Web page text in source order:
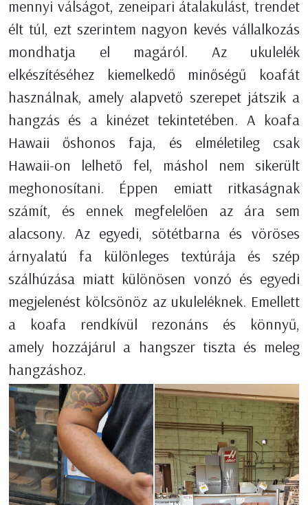
mennyi válságot, zeneipari átalakulást, trendet
élt túl, ezt szerintem nagyon kevés vállalkozás
mondhatja el magáról. Az ukulelék
elkészítéséhez kiemelkedő minőségű koafát
használnak, amely alapvető szerepet játszik a
hangzás és a kinézet tekintetében. A koafa
Hawaii őshonos faja, és elméletileg csak
Hawaii-on lelhető fel, máshol nem sikerült
meghonosítani. Éppen emiatt ritkaságnak
számít, és ennek megfelelően az ára sem
alacsony. Az egyedi, sötétbarna és vöröses
árnyalatú fa különleges textúrája és szép
szálhúzása miatt különösen vonzó és egyedi
megjelenést kölcsönöz az ukuleléknek. Emellett
a koafa rendkívül rezonáns és könnyű,
amely hozzájárul a hangszer tiszta és meleg
hangzáshoz.